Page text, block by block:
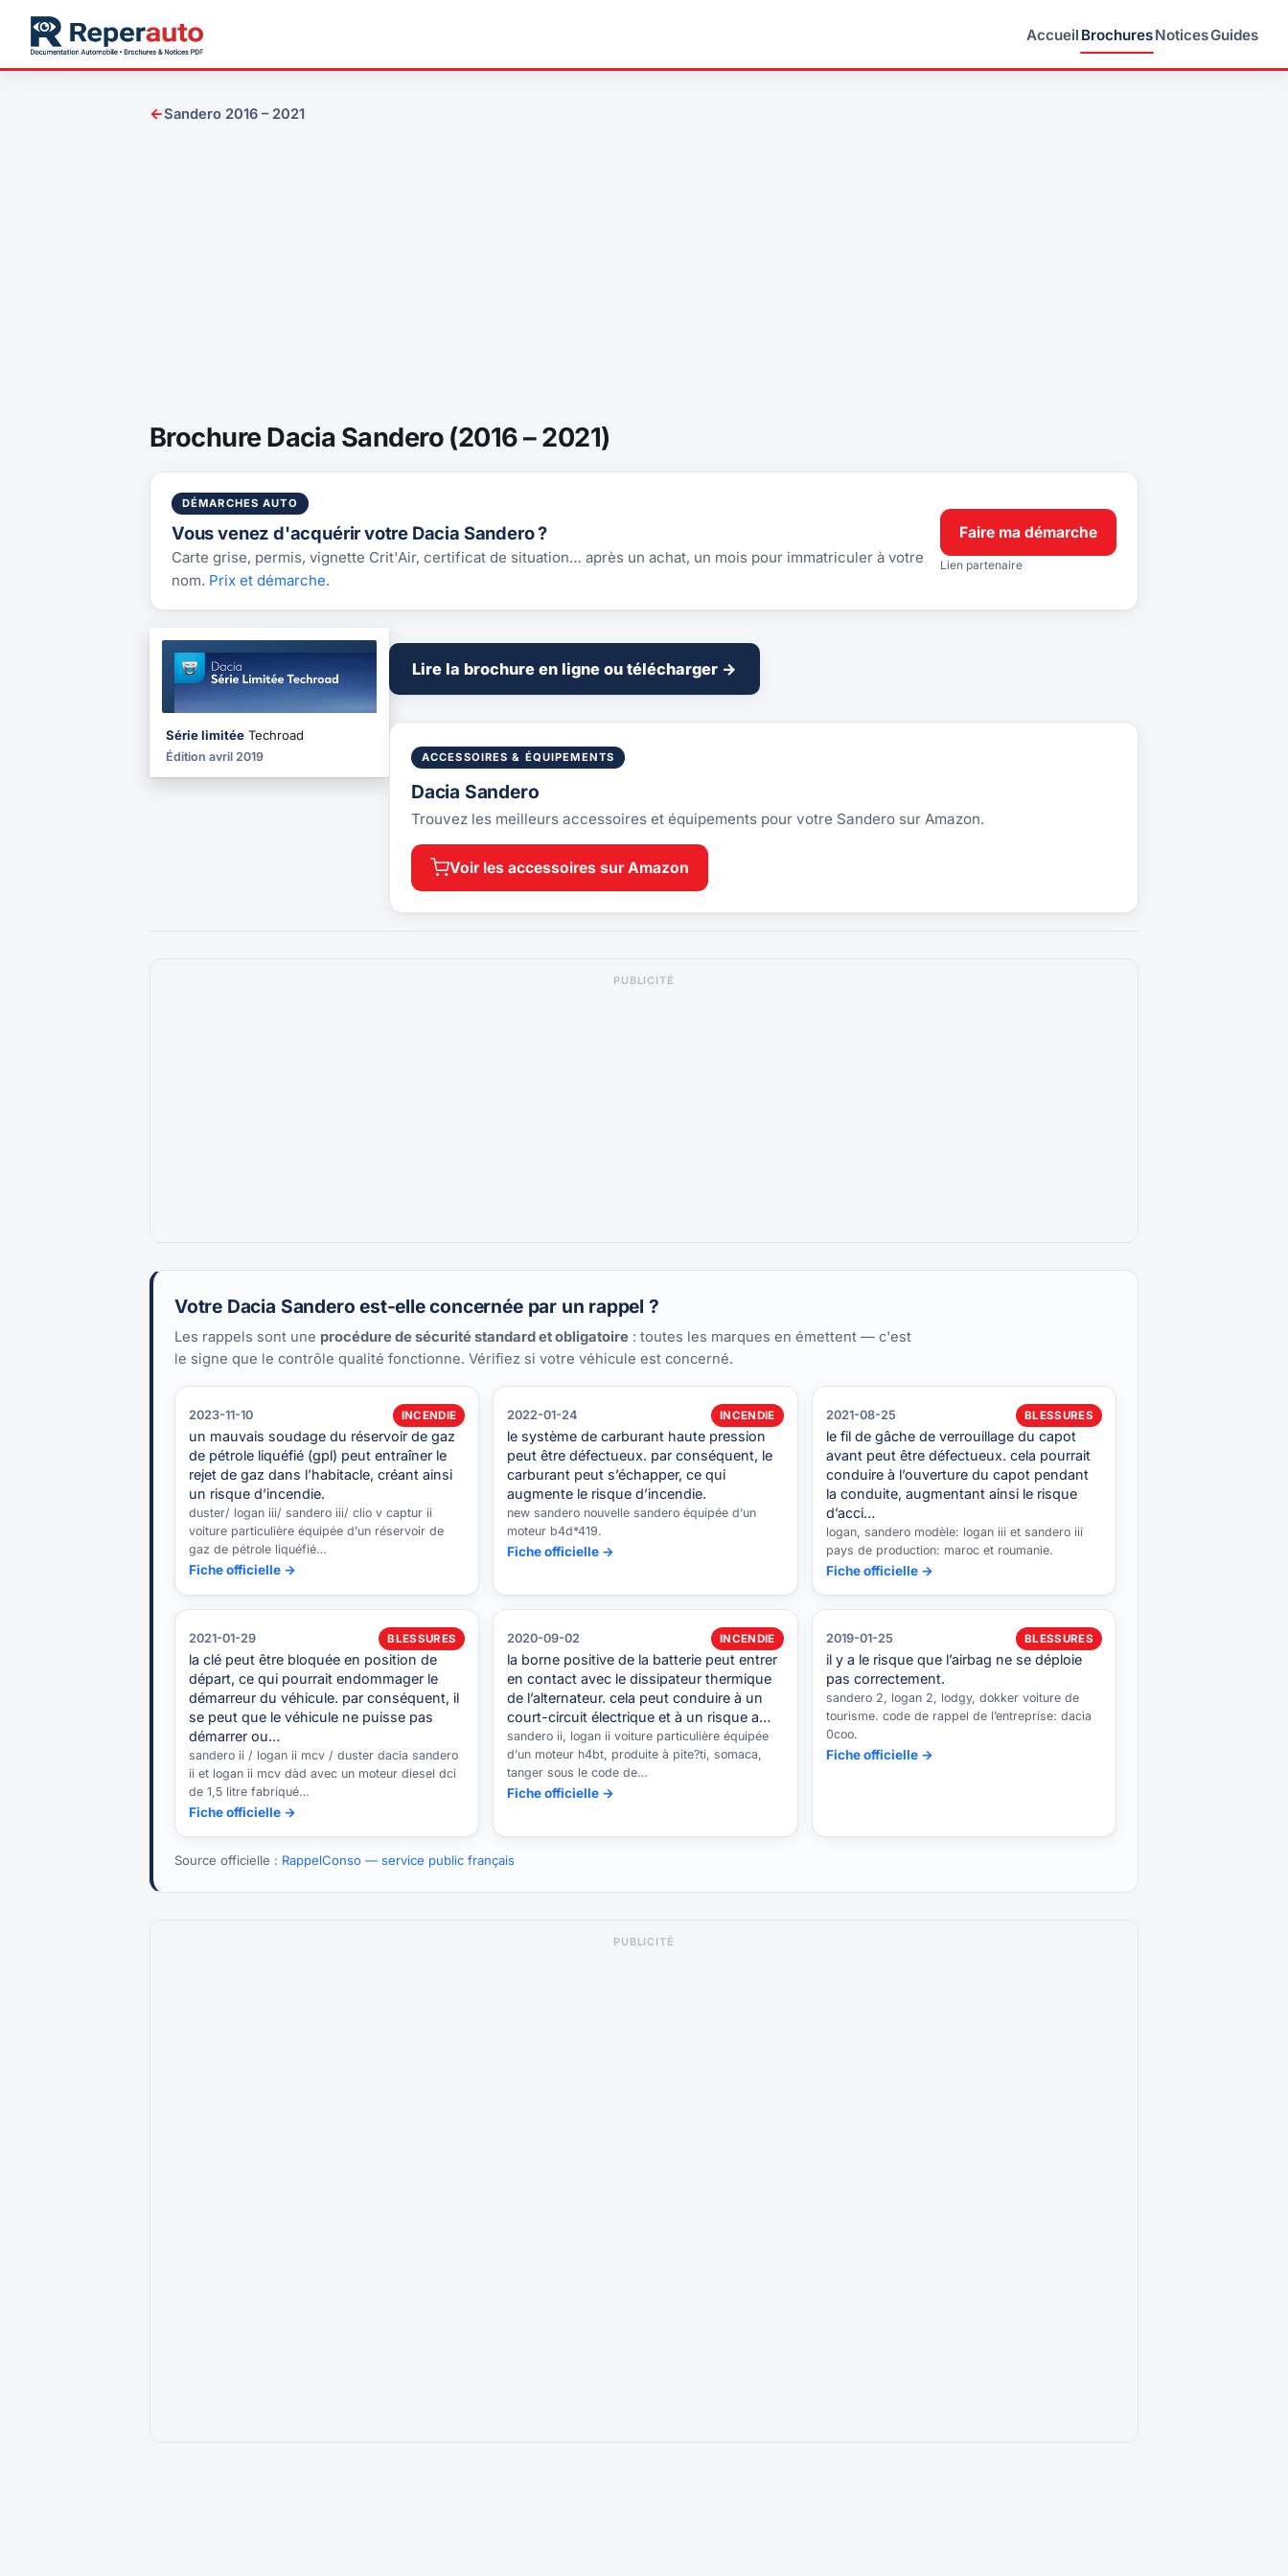
Accueil BrochuresNoticesGuides
←Sandero 2016 – 2021
Brochure Dacia Sandero (2016 – 2021)
DÉMARCHES AUTO
Vous venez d'acquérir votre Dacia Sandero ?
Carte grise, permis, vignette Crit'Air, certificat de situation… après un achat, un mois pour immatriculer à votre
nom. Prix et démarche.
Faire ma démarche
Lien partenaire
BROCHURE
2019
Série limitée Techroad
Édition avril 2019
Lire la brochure en ligne ou télécharger →
ACCESSOIRES & ÉQUIPEMENTS
Dacia Sandero
Trouvez les meilleurs accessoires et équipements pour votre Sandero sur Amazon.
Voir les accessoires sur Amazon
PUBLICITÉ
Votre Dacia Sandero est-elle concernée par un rappel ?
Les rappels sont une procédure de sécurité standard et obligatoire : toutes les marques en émettent — c'est
le signe que le contrôle qualité fonctionne. Vérifiez si votre véhicule est concerné.
2023-11-10 INCENDIE
un mauvais soudage du réservoir de gaz
de pétrole liquéfié (gpl) peut entraîner le
rejet de gaz dans l’habitacle, créant ainsi
un risque d’incendie.
duster/ logan iii/ sandero iii/ clio v captur ii
voiture particulière équipée d’un réservoir de
gaz de pétrole liquéfié…
Fiche officielle →
2022-01-24 INCENDIE
le système de carburant haute pression
peut être défectueux. par conséquent, le
carburant peut s’échapper, ce qui
augmente le risque d’incendie.
new sandero nouvelle sandero équipée d’un
moteur b4d*419.
Fiche officielle →
2021-08-25 BLESSURES
le fil de gâche de verrouillage du capot
avant peut être défectueux. cela pourrait
conduire à l’ouverture du capot pendant
la conduite, augmentant ainsi le risque
d’acci…
logan, sandero modèle: logan iii et sandero iii
pays de production: maroc et roumanie.
Fiche officielle →
2021-01-29 BLESSURES
la clé peut être bloquée en position de
départ, ce qui pourrait endommager le
démarreur du véhicule. par conséquent, il
se peut que le véhicule ne puisse pas
démarrer ou…
sandero ii / logan ii mcv / duster dacia sandero
ii et logan ii mcv dàd avec un moteur diesel dci
de 1,5 litre fabriqué…
Fiche officielle →
2020-09-02 INCENDIE
la borne positive de la batterie peut entrer
en contact avec le dissipateur thermique
de l’alternateur. cela peut conduire à un
court-circuit électrique et à un risque a…
sandero ii, logan ii voiture particulière équipée
d’un moteur h4bt, produite à pite?ti, somaca,
tanger sous le code de…
Fiche officielle →
2019-01-25 BLESSURES
il y a le risque que l’airbag ne se déploie
pas correctement.
sandero 2, logan 2, lodgy, dokker voiture de
tourisme. code de rappel de l’entreprise: dacia
0coo.
Fiche officielle →
Source officielle : RappelConso — service public français
PUBLICITÉ